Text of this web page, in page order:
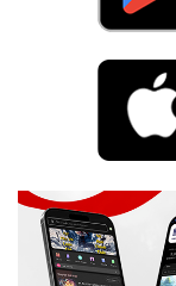
Mưu Mô
Mạt Thế
Mỹ Thực